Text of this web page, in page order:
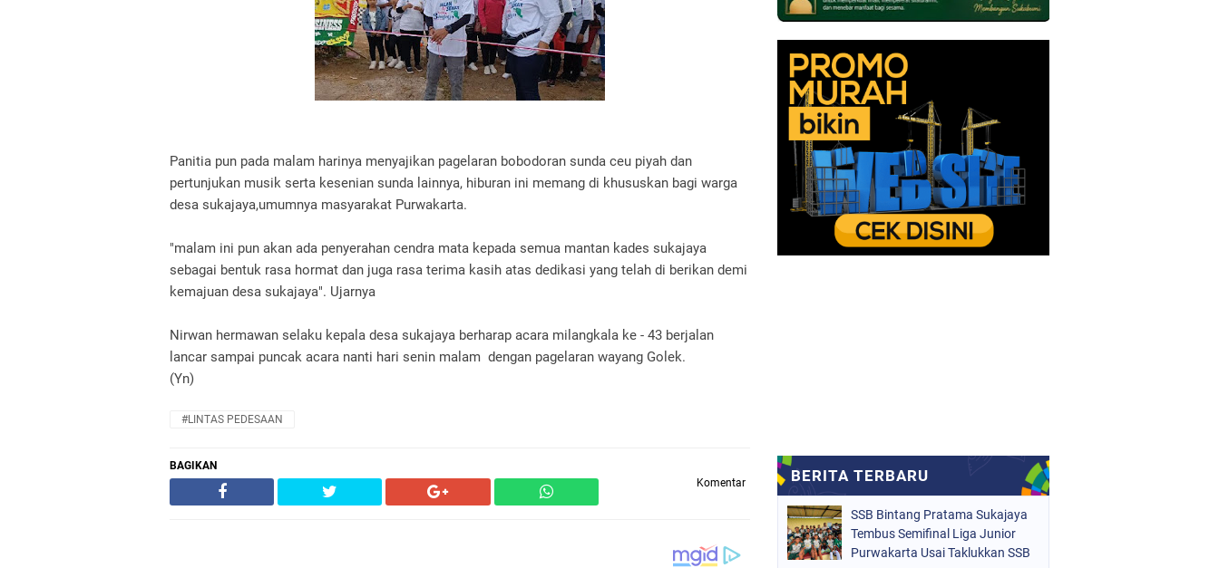
Panitia pun pada malam harinya menyajikan pagelaran bobodoran sunda ceu piyah dan
pertunjukan musik serta kesenian sunda lainnya, hiburan ini memang di khususkan bagi warga
desa sukajaya,umumnya masyarakat Purwakarta.
"malam ini pun akan ada penyerahan cendra mata kepada semua mantan kades sukajaya
sebagai bentuk rasa hormat dan juga rasa terima kasih atas dedikasi yang telah di berikan demi
kemajuan desa sukajaya". Ujarnya
Nirwan hermawan selaku kepala desa sukajaya berharap acara milangkala ke - 43 berjalan
lancar sampai puncak acara nanti hari senin malam dengan pagelaran wayang Golek.
(Yn)
#LINTAS PEDESAAN
BAGIKAN
Komentar
SSB Bintang Pratama Sukajaya
Tembus Semifinal Liga Junior
Purwakarta Usai Taklukkan SSB